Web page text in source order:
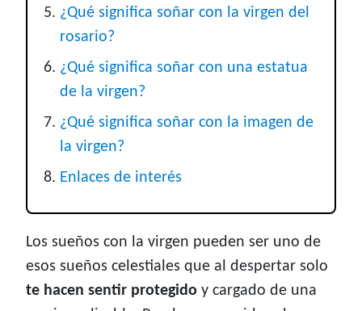
¿Qué significa soñar con la virgen del
rosario?
¿Qué significa soñar con una estatua
de la virgen?
¿Qué significa soñar con la imagen de
la virgen?
Enlaces de interés
Los sueños con la virgen pueden ser uno de
esos sueños celestiales que al despertar solo
te hacen sentir protegido y cargado de una